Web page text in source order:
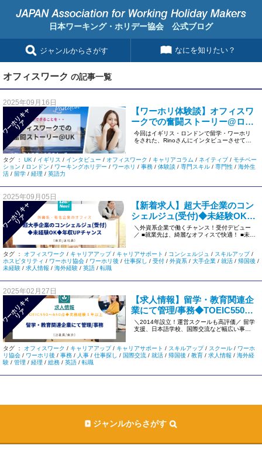
日本ワーキング・ホリデー協会 公式ブログ
ジャンルからさがす なにを知りたい？
オフィスワーク の記事一覧
2025年09月16日
ワ
ー
ホ
リ
キ
ャ
リ
ア
【ワーホリ体験談】オフィスワ
ークでの奮闘ストーリー@ロン
ドン
今回はイギリス・ロンドンで留学・ワーホリ
をされた、Rinoさんにインタビューさせて頂
タグ ： UK / イギリス / インタビュー / オフィスワーク / キャリアコラム / ネイティブ / モチベー
ション / ロンドン / ワーキングホリデー / ワーホリ / 事務 / 体験談 / 専門スキル / 専門性 / 海外生
活 / 留学 / 経理 / 英語力
2025年09月05日
ワ
ー
ホ
リ
キ
ャ
リ
ア
【新着求人】超大手企業のコン
シェルジュ(受付)◆未経験OK◆
年収UPチャンス＜正社員/東京
＞d01
＼外資系企業で働くチャンス！受付デビュー
／ ■就業先は、綺麗なオフィスで快適！ ■未経
タグ ： オフィスワーク / キャリアアップ/ キャリアサポート / コンシェルジュ / スキルアップ/
ホスピタリティ / ワーホリ協会 / ワーホリ後 / 仕事探し / 受付 / 外資系 / 大手企業 / 就活 / 帰国後 /
未経験 / 求人情報 / 海外経験 / 英語 / 転職
2025年02月27日
ワ
ー
ホ
リ
キ
ャ
リ
ア
【求人情報】留学・教育関連企
業にて管理/事務◆TOEIC550～
650点◆実務経験３年以上＜東
京/正社員＞1120
＼2014年設立！運営スクールも高評価／ 留学
支援、日本語学校、国際交流など幅広い事業
タグ ： オフィスワーク / キャリアアップ/ キャリアサポート / スキルアップ/ スクール / ワーホ
リ協会 / ワーホリ後 / 事務 / 人事 / 仕事探し / 国際交流 / 就活 / 帰国後 / 教育 / 求人情報 / 海外経
験 / 管理 / 経理 / 総務 / 英語 / 転職
ジャンルからさがす